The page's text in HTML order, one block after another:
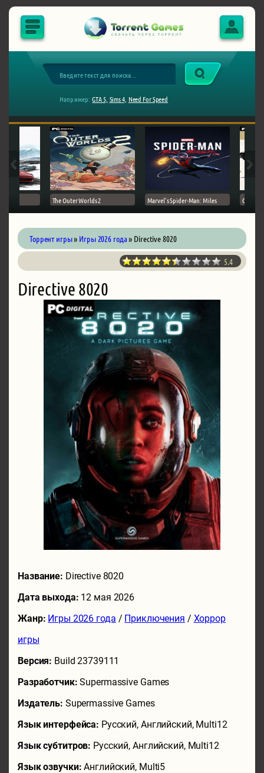
Например: GTA 5, Sims 4, Need For Speed
The Outer Worlds 2 Marvel's Spider-Man: Miles Ghost
Торрент игры» Игры 2026 года» Directive 8020
5.4
Directive 8020
Название: Directive 8020
Дата выхода: 12 мая 2026
Жанр: Игры 2026 года / Приключения / Хоррор
игры
Версия: Build 23739111
Разработчик:Supermassive Games
Издатель: Supermassive Games
Язык интерфейса: Русский, Английский, Multi12
Язык субтитров: Русский, Английский, Multi12
Язык озвучки:Английский, Multi5